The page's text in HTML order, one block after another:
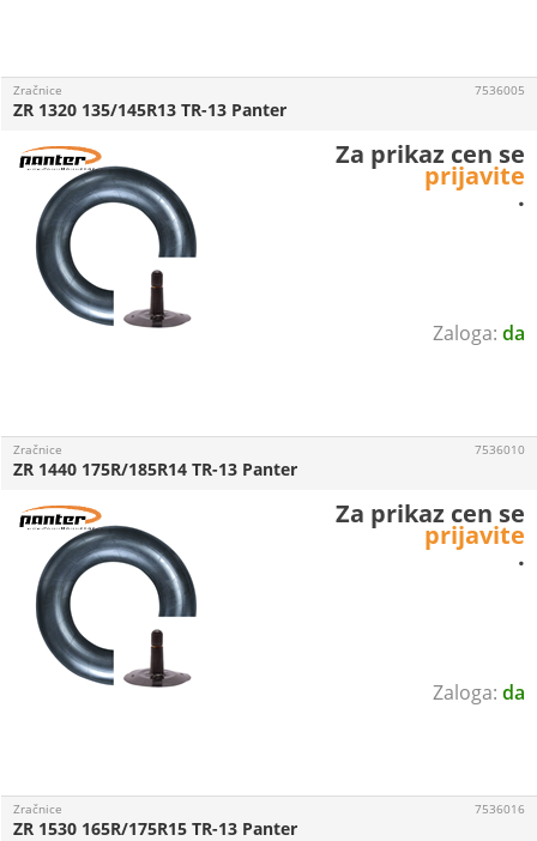
da
Zračnice
ZR 1320 135/145R13 TR-13 Panter
7536005
Za prikaz cen se
prijavite
.
da
Zračnice
ZR 1440 175R/185R14 TR-13 Panter
7536010
Za prikaz cen se
prijavite
.
Zračnice
ZR 1530 165R/175R15 TR-13 Panter
7536016